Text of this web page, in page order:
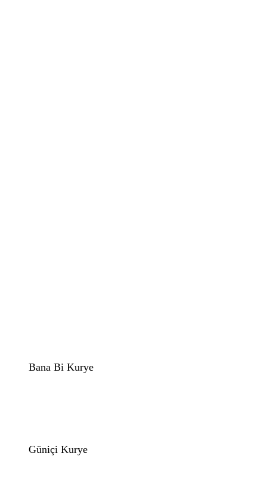
Bana Bi Kurye
Güniçi Kurye